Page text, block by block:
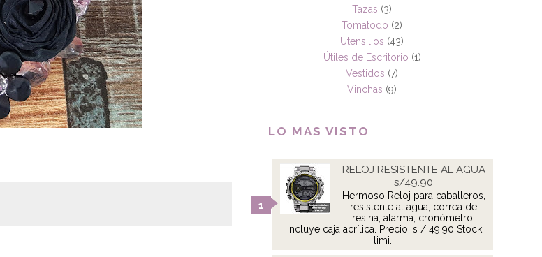
Tazas (3)
Tomatodo (2)
Utensilios (43)
Útiles de Escritorio (1)
Vestidos (7)
Vinchas (9)
LO MAS VISTO
RELOJ RESISTENTE AL AGUA
s/49.90
Hermoso Reloj para caballeros,
resistente al agua, correa de
resina, alarma, cronómetro,
incluye caja acrílica. Precio: s / 49.90 Stock
limi...